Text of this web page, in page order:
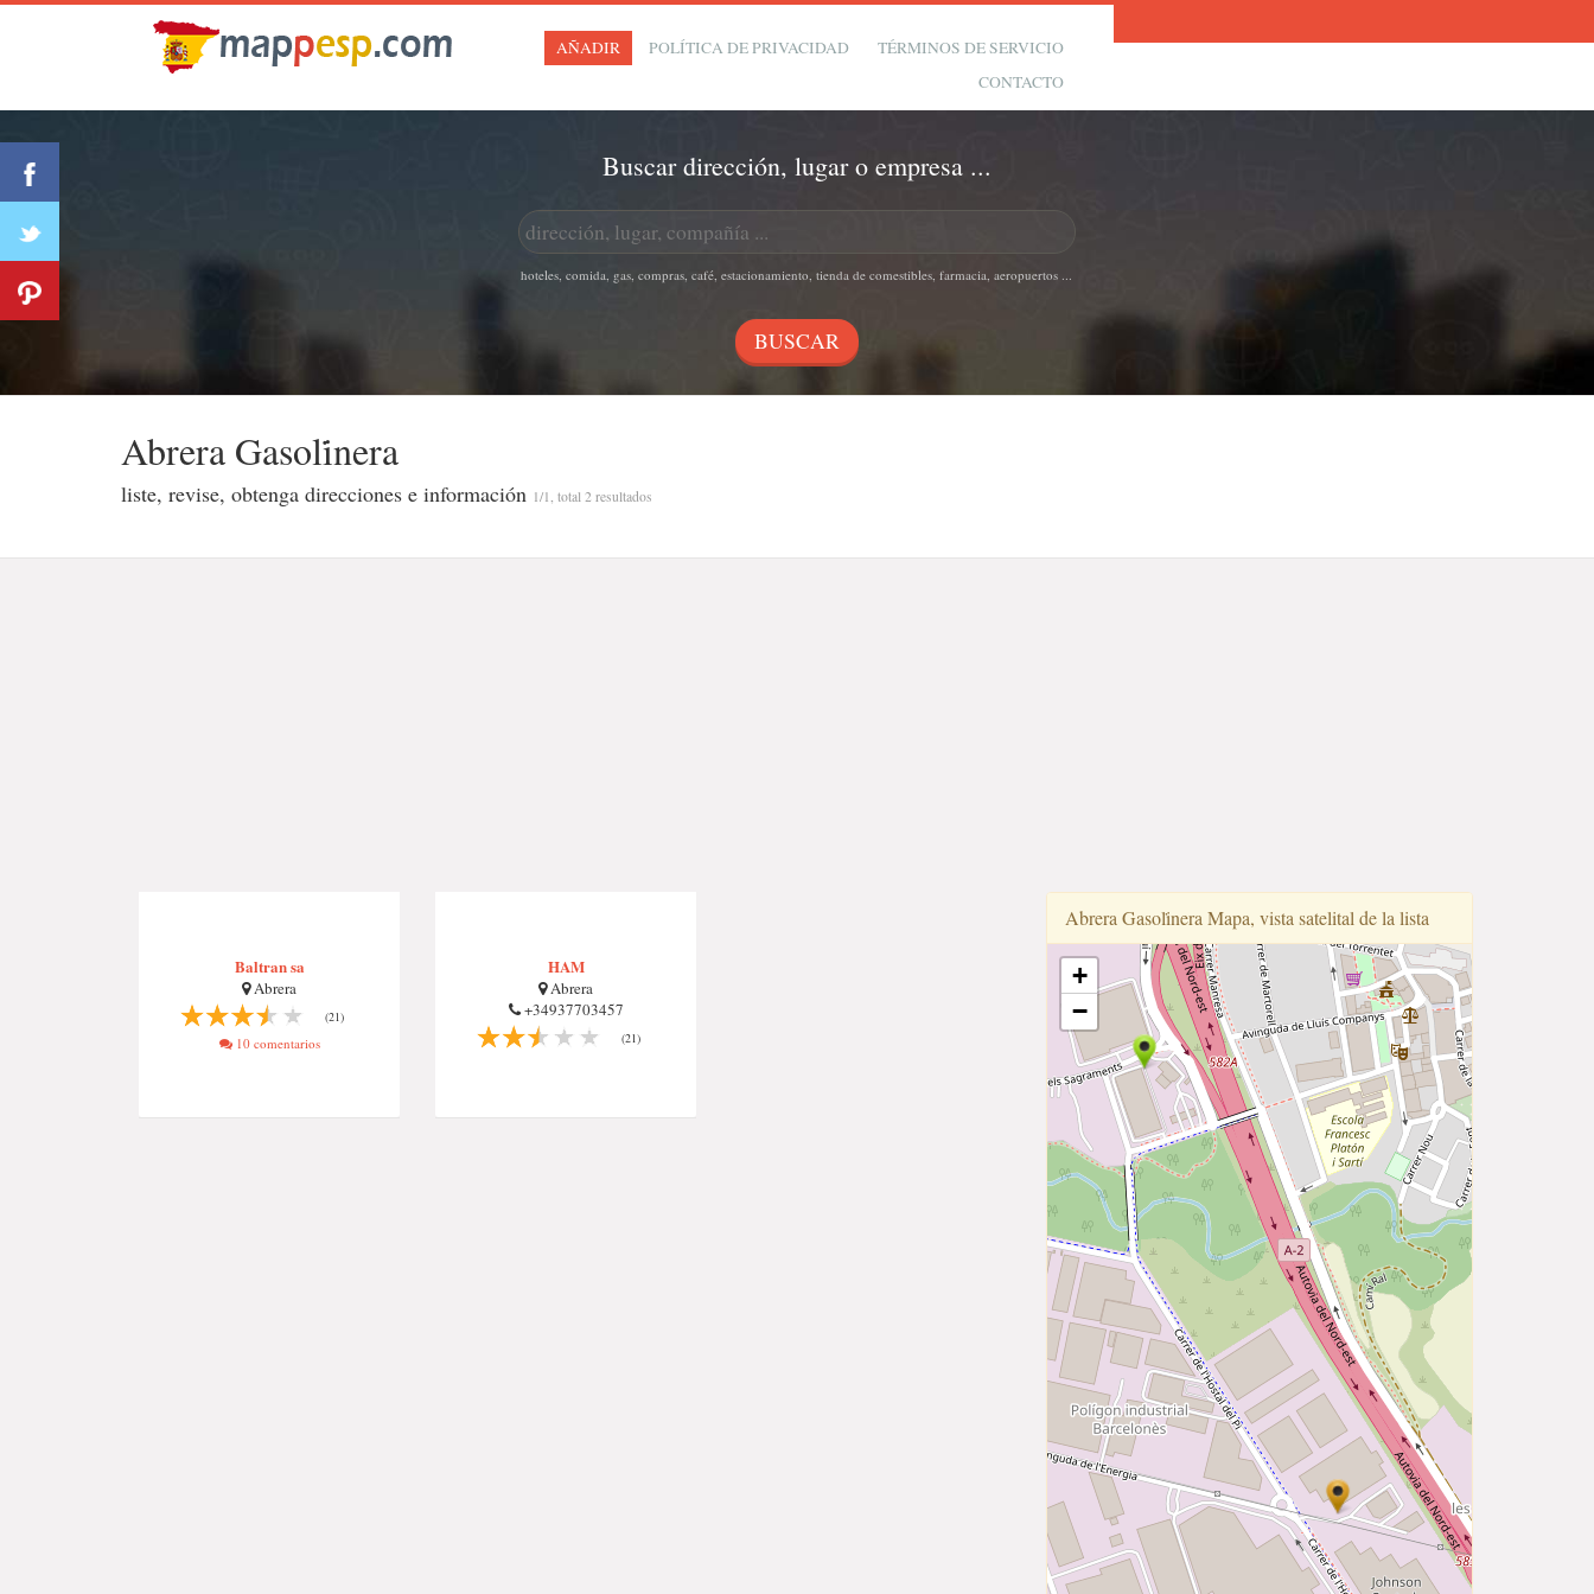
AÑADIR POLÍTICA DE PRIVACIDAD
TÉRMINOS DE SERVICIO
CONTACTO
Buscar dirección, lugar o empresa ...
hoteles, comida, gas, compras, café, estacionamiento, tienda de comestibles, farmacia, aeropuertos ...
Abrera Gasoli̇nera
liste, revise, obtenga direcciones e información 1/1, total 2 resultados
Baltran sa
Abrera
(21)
10 comentarios
HAM
Abrera
+34937703457
(21)
Abrera Gasoli̇nera Mapa, vista satelital de la lista
+
−